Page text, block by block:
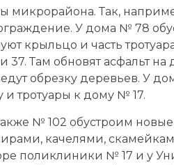
микрорайона. Так,
У дома № 78
крыльцо и часть
Там обновят асфальт на
обрезку деревьев. У
и тротуары к дому № 17.
№ 102 обустроим новые
качелями,
поликлиники № 17 и у